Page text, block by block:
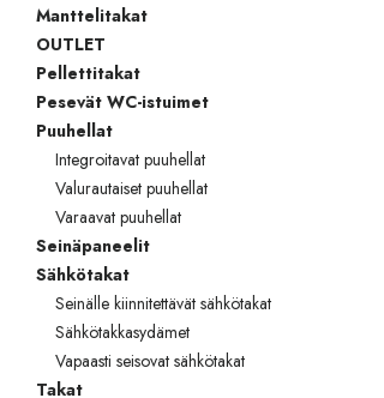
Manttelitakat
OUTLET
Pellettitakat
Pesevät WC-istuimet
Puuhellat
Integroitavat puuhellat
Valurautaiset puuhellat
Varaavat puuhellat
Seinäpaneelit
Sähkötakat
Seinälle kiinnitettävät sähkötakat
Sähkötakkasydämet
Vapaasti seisovat sähkötakat
Takat